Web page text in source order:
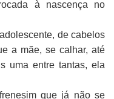
à nascença no
de cabelos
a mãe, se calhar, até
uma entre tantas, ela
que já não se